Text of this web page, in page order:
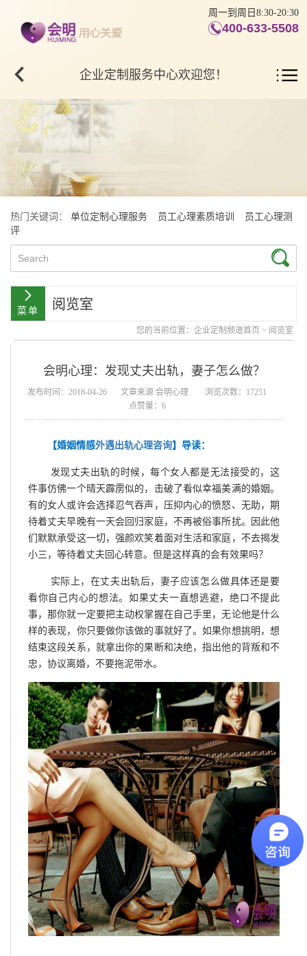
周一到周日8:30-20:30
400-633-5508
企业定制服务中心欢迎您！
热门关键词： 单位定制心理服务 员工心理素质培训
员工心理测
评
阅览室
您的当前位置： 企业定制频道首页 > 阅览室
会明心理：发现丈夫出轨，妻子怎么做？
发布时间：2018-04-26 文章来源:会明心理
浏览次数：17251
点赞量：6
【婚姻情感外遇出轨心理咨询】导读：
发现丈夫出轨的时候，每个女人都是无法接受的，这
件事仿佛一个晴天霹雳似的，击破了看似幸福美满的婚姻。
有的女人或许会选择忍气吞声，压抑内心的愤怒、无助，期
待着丈夫早晚有一天会回归家庭，不再被俗事所扰。因此他
们默默承受这一切，强颜欢笑着面对生活和家庭，不去揭发
小三，等待着丈夫回心转意。但是这样真的会有效果吗？
实际上，在丈夫出轨后，妻子应该怎么做具体还是要
看你自己内心的想法。如果丈夫一直想逃避，绝口不提此
事，那你就一定要把主动权掌握在自己手里，无论他是什么
样的表现，你只要做你该做的事就好了。如果你想挑明，想
结束这段关系，就拿出你的果断和决绝，指出他的背叛和不
忠，协议离婚，不要拖泥带水。